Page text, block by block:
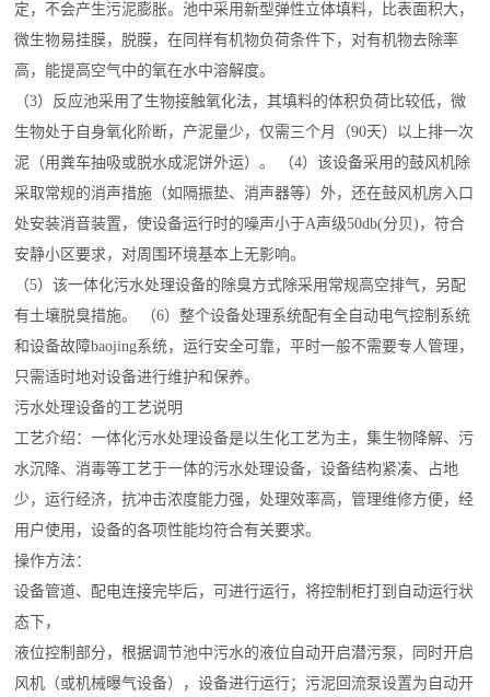
定，不会产生污泥膨胀。池中采用新型弹性立体填料，比表面积大，
微生物易挂膜，脱膜，在同样有机物负荷条件下，对有机物去除率
高，能提高空气中的氧在水中溶解度。
（3）反应池采用了生物接触氧化法，其填料的体积负荷比较低，微
生物处于自身氧化阶断，产泥量少，仅需三个月（90天）以上排一次
泥（用粪车抽吸或脱水成泥饼外运）。 （4）该设备采用的鼓风机除
采取常规的消声措施（如隔振垫、消声器等）外，还在鼓风机房入口
处安装消音装置，使设备运行时的噪声小于A声级50db(分贝)，符合
安静小区要求，对周围环境基本上无影响。
（5）该一体化污水处理设备的除臭方式除采用常规高空排气，另配
有土壤脱臭措施。 （6）整个设备处理系统配有全自动电气控制系统
和设备故障baojing系统，运行安全可靠，平时一般不需要专人管理，
只需适时地对设备进行维护和保养。
污水处理设备的工艺说明
工艺介绍：一体化污水处理设备是以生化工艺为主，集生物降解、污
水沉降、消毒等工艺于一体的污水处理设备，设备结构紧凑、占地
少，运行经济，抗冲击浓度能力强，处理效率高，管理维修方便，经
用户使用，设备的各项性能均符合有关要求。
操作方法：
设备管道、配电连接完毕后，可进行运行，将控制柜打到自动运行状
态下，
液位控制部分，根据调节池中污水的液位自动开启潜污泵，同时开启
风机（或机械曝气设备），设备进行运行；污泥回流泵设置为自动开